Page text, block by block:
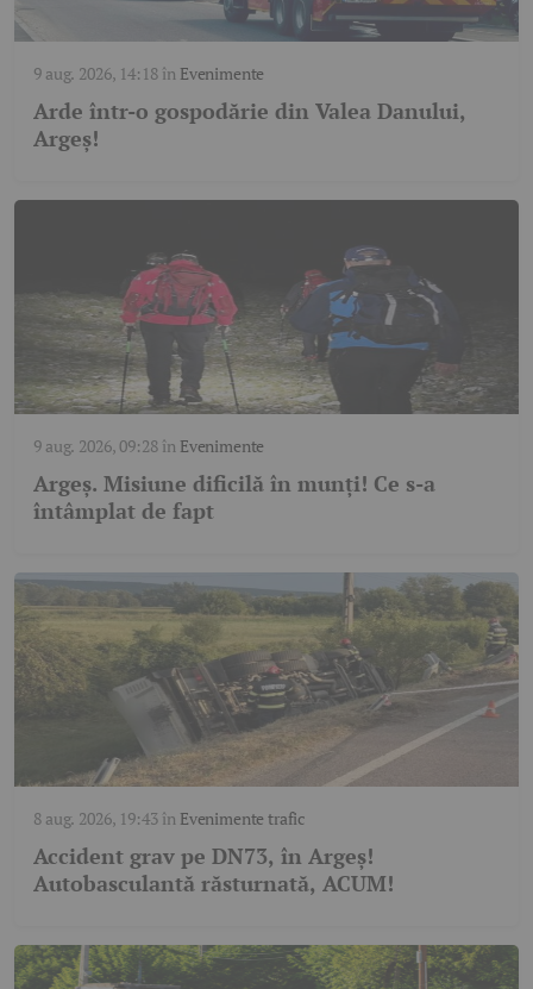
9 aug. 2026, 14:18în Evenimente
Arde într-o gospodărie din Valea Danului,
Argeș!
9 aug. 2026, 09:28în Evenimente
Argeș. Misiune dificilă în munți! Ce s-a
întâmplat de fapt
8 aug. 2026, 19:43în Evenimente trafic
Accident grav pe DN73, în Argeș!
Autobasculantă răsturnată, ACUM!